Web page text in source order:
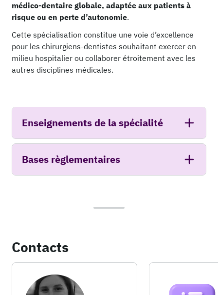
médico-dentaire globale, adaptée aux patients à
risque ou en perte d’autonomie.
Cette spécialisation constitue une voie d’excellence
pour les chirurgiens-dentistes souhaitant exercer en
milieu hospitalier ou collaborer étroitement avec les
autres disciplines médicales.
Enseignements de la spécialité
Bases règlementaires
Contacts